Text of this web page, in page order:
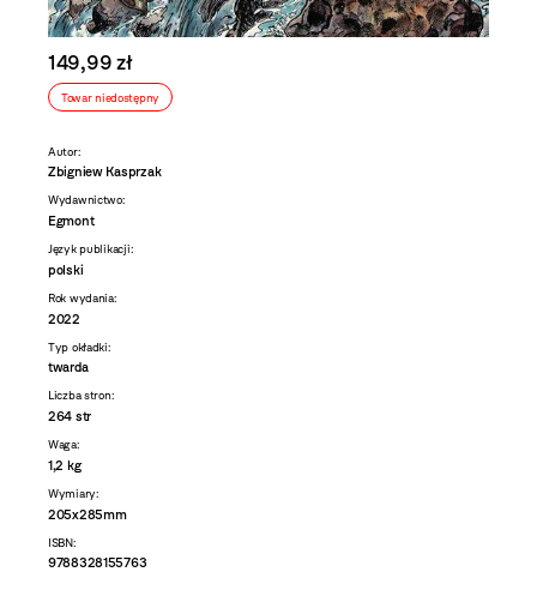
149,99 zł
Towar niedostępny
Autor:
Zbigniew Kasprzak
Wydawnictwo:
Egmont
Język publikacji:
polski
Rok wydania:
2022
Typ okładki:
twarda
Liczba stron:
264 str
Waga:
1,2 kg
Wymiary:
205x285mm
ISBN:
9788328155763